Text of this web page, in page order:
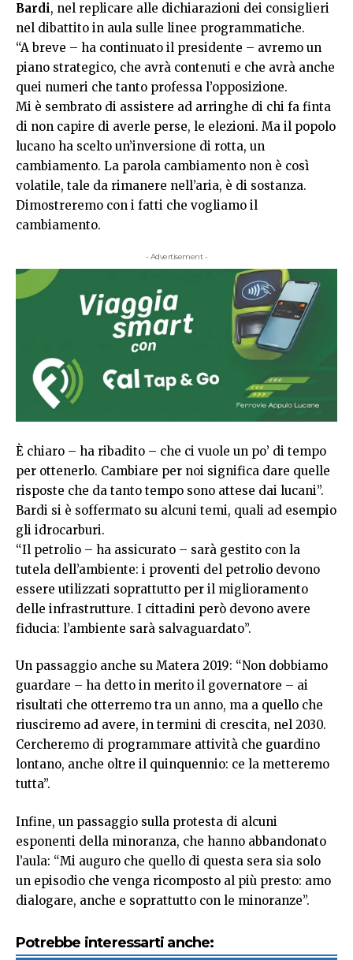
Bardi, nel replicare alle dichiarazioni dei consiglieri
nel dibattito in aula sulle linee programmatiche.
“A breve – ha continuato il presidente – avremo un
piano strategico, che avrà contenuti e che avrà anche
quei numeri che tanto professa l’opposizione.
Mi è sembrato di assistere ad arringhe di chi fa finta
di non capire di averle perse, le elezioni. Ma il popolo
lucano ha scelto un’inversione di rotta, un
cambiamento. La parola cambiamento non è così
volatile, tale da rimanere nell’aria, è di sostanza.
Dimostreremo con i fatti che vogliamo il
cambiamento.
- Advertisement -
È chiaro – ha ribadito – che ci vuole un po’ di tempo
per ottenerlo. Cambiare per noi significa dare quelle
risposte che da tanto tempo sono attese dai lucani”.
Bardi si è soffermato su alcuni temi, quali ad esempio
gli idrocarburi.
“Il petrolio – ha assicurato – sarà gestito con la
tutela dell’ambiente: i proventi del petrolio devono
essere utilizzati soprattutto per il miglioramento
delle infrastrutture. I cittadini però devono avere
fiducia: l’ambiente sarà salvaguardato”.
Un passaggio anche su Matera 2019: “Non dobbiamo
guardare – ha detto in merito il governatore – ai
risultati che otterremo tra un anno, ma a quello che
riusciremo ad avere, in termini di crescita, nel 2030.
Cercheremo di programmare attività che guardino
lontano, anche oltre il quinquennio: ce la metteremo
tutta”.
Infine, un passaggio sulla protesta di alcuni
esponenti della minoranza, che hanno abbandonato
l’aula: “Mi auguro che quello di questa sera sia solo
un episodio che venga ricomposto al più presto: amo
dialogare, anche e soprattutto con le minoranze”.
Potrebbe interessarti anche: